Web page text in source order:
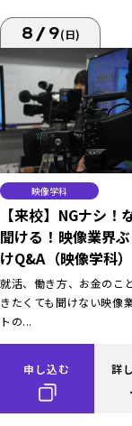
8/9(日)
映像学科
【来校】NGナシ！
聞ける！映像業界
けQ&A（映像学科）
就活、働き方、お金のこ
きたくても聞けない映像
トの...
申し込む 詳